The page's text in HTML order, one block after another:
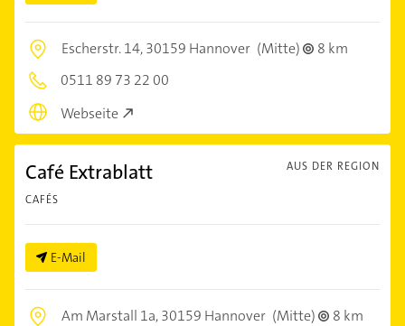
Escherstr. 14,30159 Hannover (Mitte)
8 km
0511 89 73 22 00
Webseite
AUS DER REGION
Café Extrablatt
CAFÉS
E-Mail
Am Marstall 1a,30159 Hannover (Mitte)
8 km